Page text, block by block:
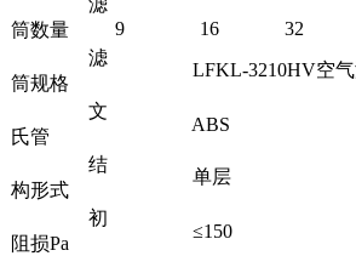
滤
筒数量
9 16 32
滤
筒规格
LFKL-3210HV空气滤筒
文
氏管
ABS
结
构形式
单层
初
阻损Pa
≤150